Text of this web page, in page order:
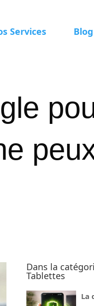
Services Blog
Dans la
Tablettes
La